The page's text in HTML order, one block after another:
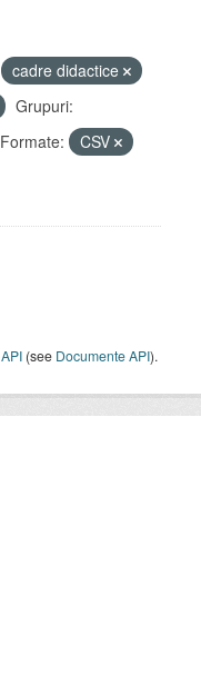
cadre didactice
Grupuri:
Formate:
CSV
API (see Documente API).